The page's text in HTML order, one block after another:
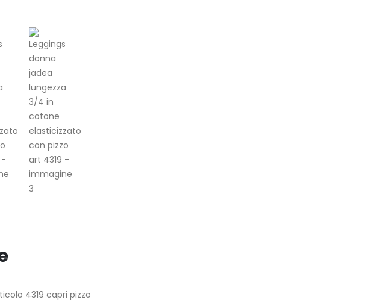
4319 capri pizzo